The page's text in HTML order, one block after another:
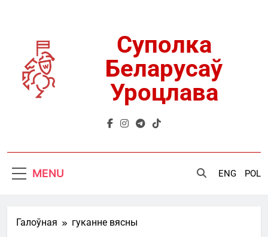
Суполка
Беларусаў
Уроцлава
ENG POL
MENU
Галоўная гуканне вясны